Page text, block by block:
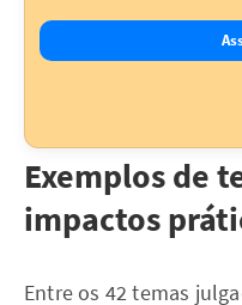
Exemplos de
impactos
Entre os 42 temas